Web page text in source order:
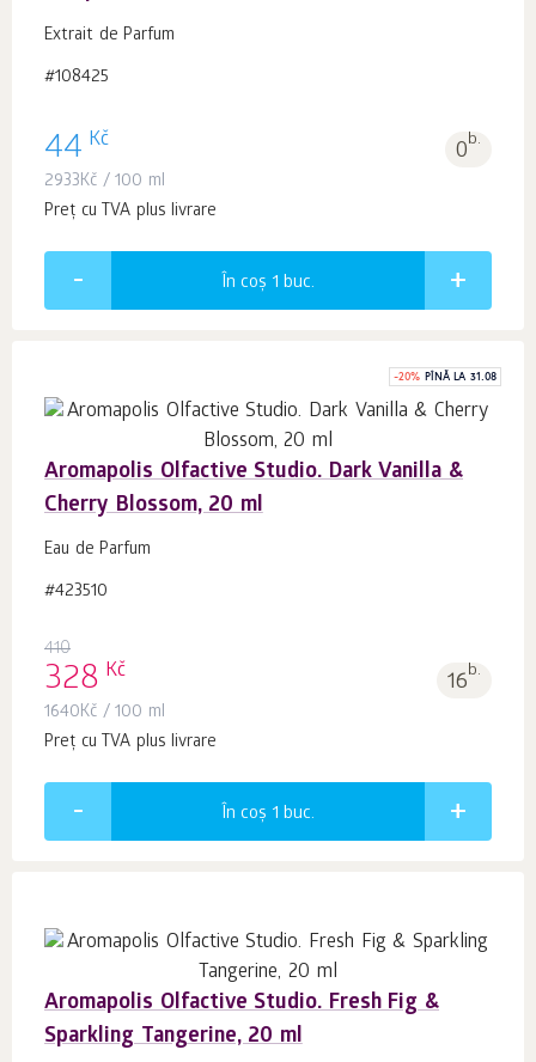
Extrait de Parfum
#108425
44 Kč 0b.
2933Kč / 100 ml
Preț cu TVA plus livrare
În coș 1 buc.
-20% PÎNĂ LA 31.08
Aromapolis Olfactive Studio. Dark Vanilla &
Cherry Blossom, 20 ml
Eau de Parfum
#423510
410
328 Kč 16b.
1640Kč / 100 ml
Preț cu TVA plus livrare
În coș 1 buc.
Aromapolis Olfactive Studio. Fresh Fig &
Sparkling Tangerine, 20 ml